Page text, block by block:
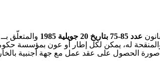
عدد 85-75 بتاريخ 20 جويلية 1985 والمتعلّق
له، يمكن لكل إطار أو عون بمؤسسة